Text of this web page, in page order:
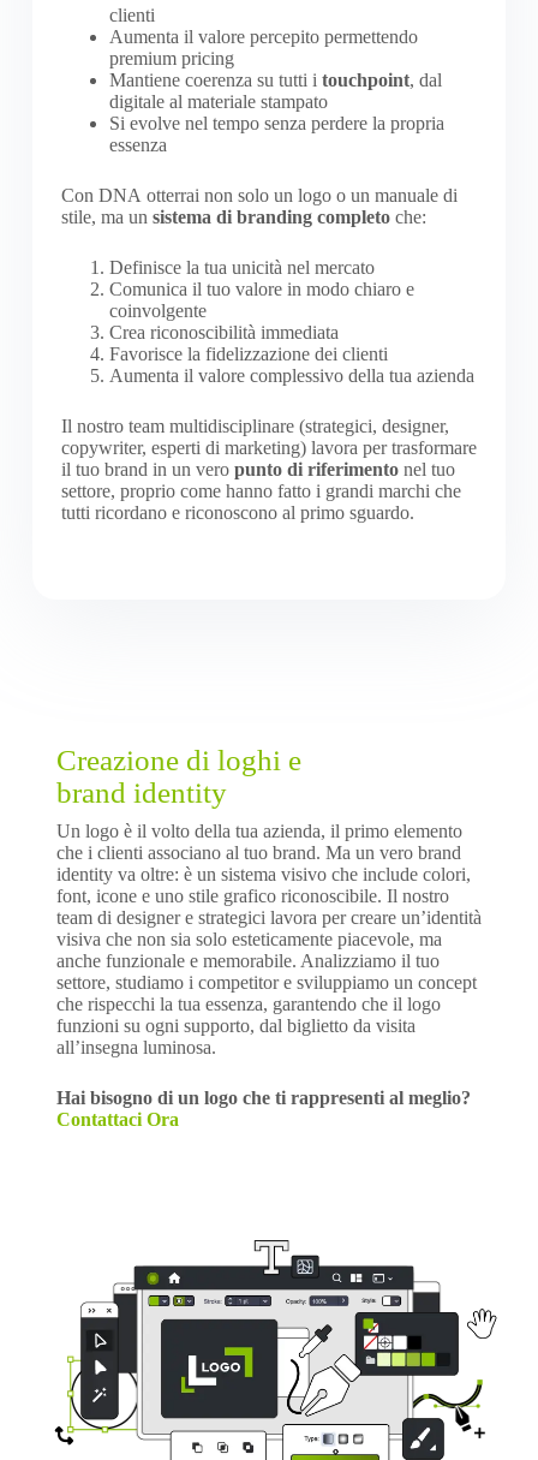
clienti
Aumenta il valore percepito permettendo
premium pricing
Mantiene coerenza su tutti i touchpoint, dal
digitale al materiale stampato
Si evolve nel tempo senza perdere la propria
essenza
Con DNA otterrai non solo un logo o un manuale di
stile, ma un sistema di branding completoche:
Definisce la tua unicità nel mercato
Comunica il tuo valore in modo chiaro e
coinvolgente
Crea riconoscibilità immediata
Favorisce la fidelizzazione dei clienti
Aumenta il valore complessivo della tua azienda
Il nostro team multidisciplinare (strategici, designer,
copywriter, esperti di marketing) lavora per trasformare
il tuo brand in un vero punto di riferimentonel tuo
settore, proprio come hanno fatto i grandi marchi che
tutti ricordano e riconoscono al primo sguardo.
Creazione di loghi e
brand identity
Un logo è il volto della tua azienda, il primo elemento
che i clienti associano al tuo brand. Ma un vero brand
identity va oltre: è un sistema visivo che include colori,
font, icone e uno stile grafico riconoscibile. Il nostro
team di designer e strategici lavora per creare un’identità
visiva che non sia solo esteticamente piacevole, ma
anche funzionale e memorabile. Analizziamo il tuo
settore, studiamo i competitor e sviluppiamo un concept
che rispecchi la tua essenza, garantendo che il logo
funzioni su ogni supporto, dal biglietto da visita
all’insegna luminosa.
Hai bisogno di un logo che ti rappresenti al meglio?
Contattaci Ora